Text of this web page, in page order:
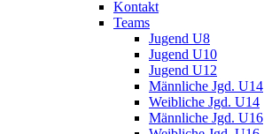
Kontakt
Teams
Jugend U8
Jugend U10
Jugend U12
Männliche Jgd. U14
Weibliche Jgd. U14
Männliche Jgd. U16